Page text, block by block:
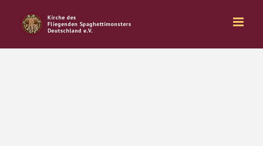
Inhalt
springen